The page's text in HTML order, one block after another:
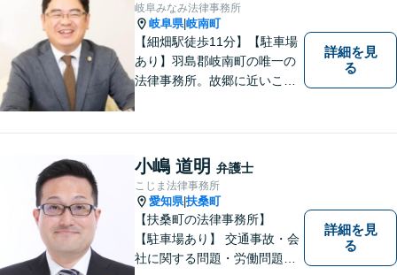
岐阜みなみ法律事務所
岐阜県|岐南町
【細畑駅徒歩11分】【駐車場
あり】羽島郡岐南町の唯一の
法律事務所。故郷に近いこの
弁護をいたします。依頼者と
弁護士という垣根を超えて、
良きパートナーとして貢献し
ます。【会社勤務経験あり】
詳細を見
る
小嶋 道明 弁護士
こじま法律事務所
愛知県|扶桑町
【扶桑町の法律事務所】
【駐車場あり】 交通事故・会
社に関する問題・労働問題・
詳細を見
る